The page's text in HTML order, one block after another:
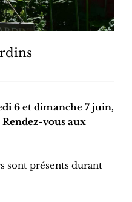
6 et dimanche 7 juin,
vous aux
sont présents durant